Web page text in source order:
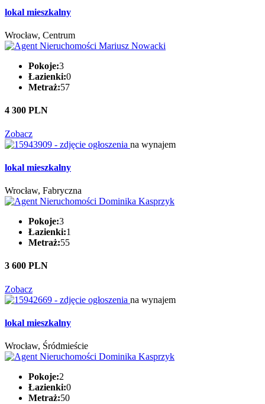
lokal mieszkalny
Wrocław, Centrum
Pokoje:3
Łazienki:0
Metraż:57
4 300 PLN
Zobacz
na wynajem
lokal mieszkalny
Wrocław, Fabryczna
Pokoje:3
Łazienki:1
Metraż:55
3 600 PLN
Zobacz
na wynajem
lokal mieszkalny
Wrocław, Śródmieście
Pokoje:2
Łazienki:0
Metraż:50